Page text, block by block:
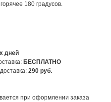
180 градусов.
дней
БЕСПЛАТНО
290 руб.
при оформлении заказа